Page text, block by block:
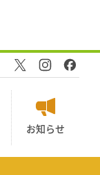
お知らせ